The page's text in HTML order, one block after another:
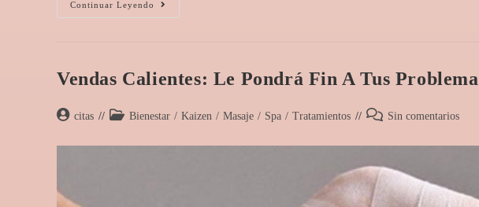
Continuar Leyendo
Vendas Calientes: Le Pondrá Fin A Tus
citas Bienestar / Kaizen / Masaje / Spa / Tratamientos Sin comentarios